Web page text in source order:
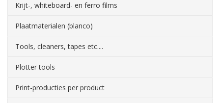
Krijt-, whiteboard- en ferro films
Plaatmaterialen (blanco)
Tools, cleaners, tapes etc....
Plotter tools
Print-producties per product